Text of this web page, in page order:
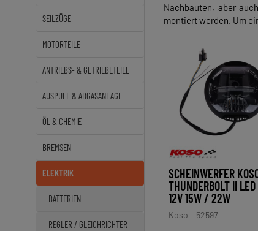
SEILZÜGE
MOTORTEILE
ANTRIEBS- & GETRIEBETEILE
AUSPUFF & ABGASANLAGE
ÖL & CHEMIE
BREMSEN
ELEKTRIK
BATTERIEN
REGLER / GLEICHRICHTER
Nachbauten, aber
montiert werden. Um
SCHEINWERFER
THUNDERBOLT II LED
12V 15W / 22W
Koso 52597